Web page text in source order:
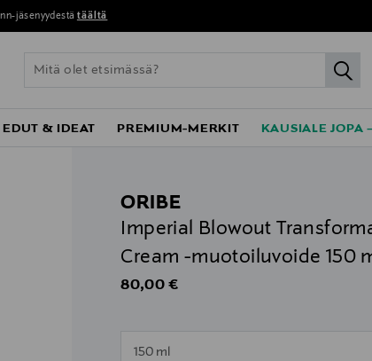
jäsenyydestä täältä
EDUT & IDEAT PREMIUM-MERKIT KAUSIALE JOPA
ORIBE
Imperial Blowout
Cream -muotoiluvoide 150
Original Price
80,00 €
150 ml
null